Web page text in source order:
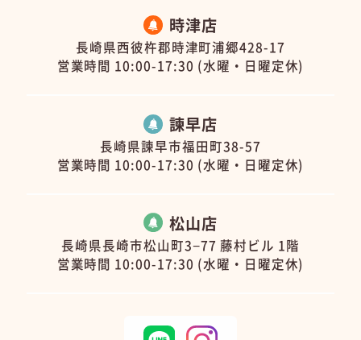
時津店
長崎県西彼杵郡時津町浦郷428-17
営業時間 10:00-17:30 (水曜・日曜定休)
諫早店
長崎県諫早市福田町38-57
営業時間 10:00-17:30 (水曜・日曜定休)
松山店
長崎県長崎市松山町3−77 藤村ビル 1階
営業時間 10:00-17:30 (水曜・日曜定休)